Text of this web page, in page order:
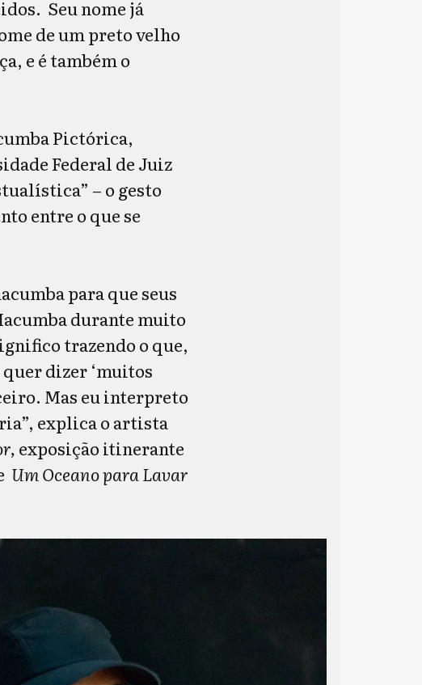
Seu nome já
de um preto velho
e é também o
Pictórica,
Federal de Juiz
– o gesto
entre o que se
para que seus
durante muito
trazendo o que,
dizer ‘muitos
Mas eu interpreto
explica o artista
exposição itinerante
Um Oceano para Lavar